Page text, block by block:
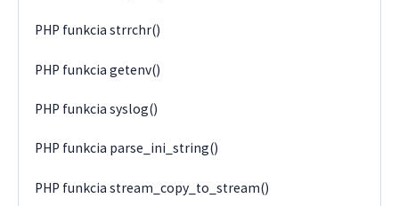
PHP funkcia strrchr()
PHP funkcia getenv()
PHP funkcia syslog()
PHP funkcia parse_ini_string()
PHP funkcia stream_copy_to_stream()